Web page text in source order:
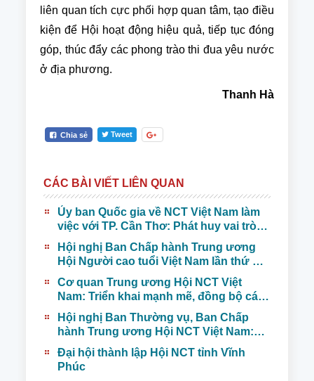
liên quan tích cực phối hợp quan tâm, tạo điều
kiện để Hội hoạt động hiệu quả, tiếp tục đóng
góp, thúc đẩy các phong trào thi đua yêu nước
ở địa phương.
Thanh Hà
Chia sẻ Tweet
CÁC BÀI VIẾT LIÊN QUAN
Ủy ban Quốc gia về NCT Việt Nam làm
việc với TP. Cần Thơ: Phát huy vai trò
NCT trong bối cảnh già hóa dân số
Hội nghị Ban Chấp hành Trung ương
Hội Người cao tuổi Việt Nam lần thứ VI
(Khóa VI) nhiệm kỳ 2021-2026
Cơ quan Trung ương Hội NCT Việt
Nam: Triển khai mạnh mẽ, đồng bộ các
nhiệm vụ trọng tâm ngay từ những
tháng đầu năm
Hội nghị Ban Thường vụ, Ban Chấp
hành Trung ương Hội NCT Việt Nam:
Tập trung xây dựng Tổ chức Hội NCT
vững mạnh, tạo niềm tin, uy tín trong xã
hội
Đại hội thành lập Hội NCT tỉnh Vĩnh
Phúc